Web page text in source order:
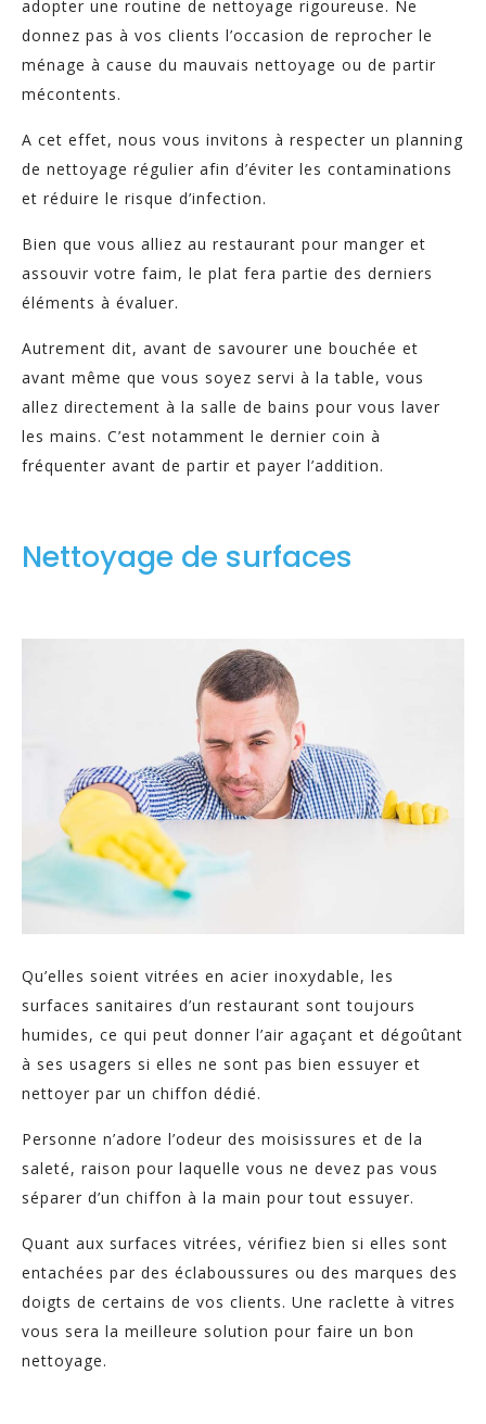
adopter une routine de nettoyage rigoureuse. Ne
donnez pas à vos clients l’occasion de reprocher le
ménage à cause du mauvais nettoyage ou de partir
mécontents.
A cet effet, nous vous invitons à respecter un planning
de nettoyage régulier afin d’éviter les contaminations
et réduire le risque d’infection.
Bien que vous alliez au restaurant pour manger et
assouvir votre faim, le plat fera partie des derniers
éléments à évaluer.
Autrement dit, avant de savourer une bouchée et
avant même que vous soyez servi à la table, vous
allez directement à la salle de bains pour vous laver
les mains. C’est notamment le dernier coin à
fréquenter avant de partir et payer l’addition.
Nettoyage de surfaces
Qu’elles soient vitrées en acier inoxydable, les
surfaces sanitaires d’un restaurant sont toujours
humides, ce qui peut donner l’air agaçant et dégoûtant
à ses usagers si elles ne sont pas bien essuyer et
nettoyer par un chiffon dédié.
Personne n’adore l’odeur des moisissures et de la
saleté, raison pour laquelle vous ne devez pas vous
séparer d’un chiffon à la main pour tout essuyer.
Quant aux surfaces vitrées, vérifiez bien si elles sont
entachées par des éclaboussures ou des marques des
doigts de certains de vos clients. Une raclette à vitres
vous sera la meilleure solution pour faire un bon
nettoyage.